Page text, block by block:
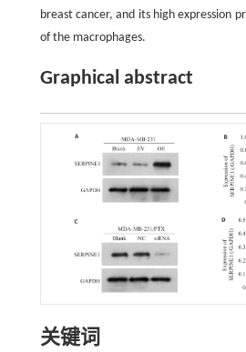
breast cancer, and its high expression
of the macrophages.
Graphical abstract
关键词